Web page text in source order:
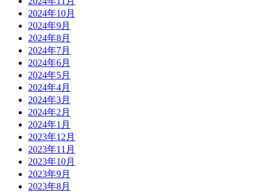
2024年10月
2024年9月
2024年8月
2024年7月
2024年6月
2024年5月
2024年4月
2024年3月
2024年2月
2024年1月
2023年12月
2023年11月
2023年10月
2023年9月
2023年8月